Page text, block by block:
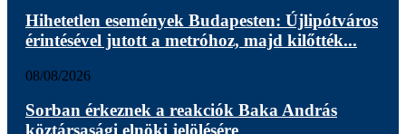
Hihetetlen események Budapesten: Újlipótváros
érintésével jutott a metróhoz, majd kilőtték...
08/08/2026
Sorban érkeznek a reakciók Baka András